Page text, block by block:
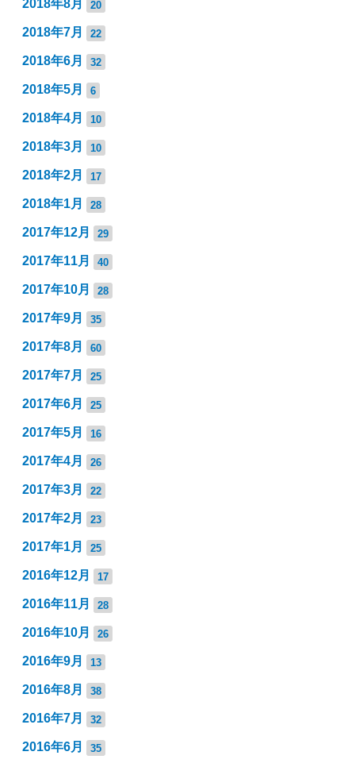
2018年8月 20
2018年7月 22
2018年6月 32
2018年5月 6
2018年4月 10
2018年3月 10
2018年2月 17
2018年1月 28
2017年12月 29
2017年11月 40
2017年10月 28
2017年9月 35
2017年8月 60
2017年7月 25
2017年6月 25
2017年5月 16
2017年4月 26
2017年3月 22
2017年2月 23
2017年1月 25
2016年12月 17
2016年11月 28
2016年10月 26
2016年9月 13
2016年8月 38
2016年7月 32
2016年6月 35